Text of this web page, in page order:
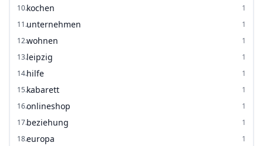
10.kochen
1
11.unternehmen
1
12.wohnen
1
13.leipzig
1
14.hilfe
1
15.kabarett
1
16.onlineshop
1
17.beziehung
1
18.europa
1